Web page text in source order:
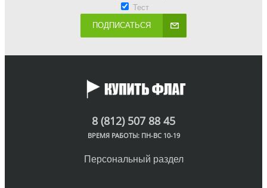
Тест
ПОДПИСАТЬСЯ
8 (812) 507 88 45
ВРЕМЯ РАБОТЫ: ПН-ВС 10-19
Персональный раздел